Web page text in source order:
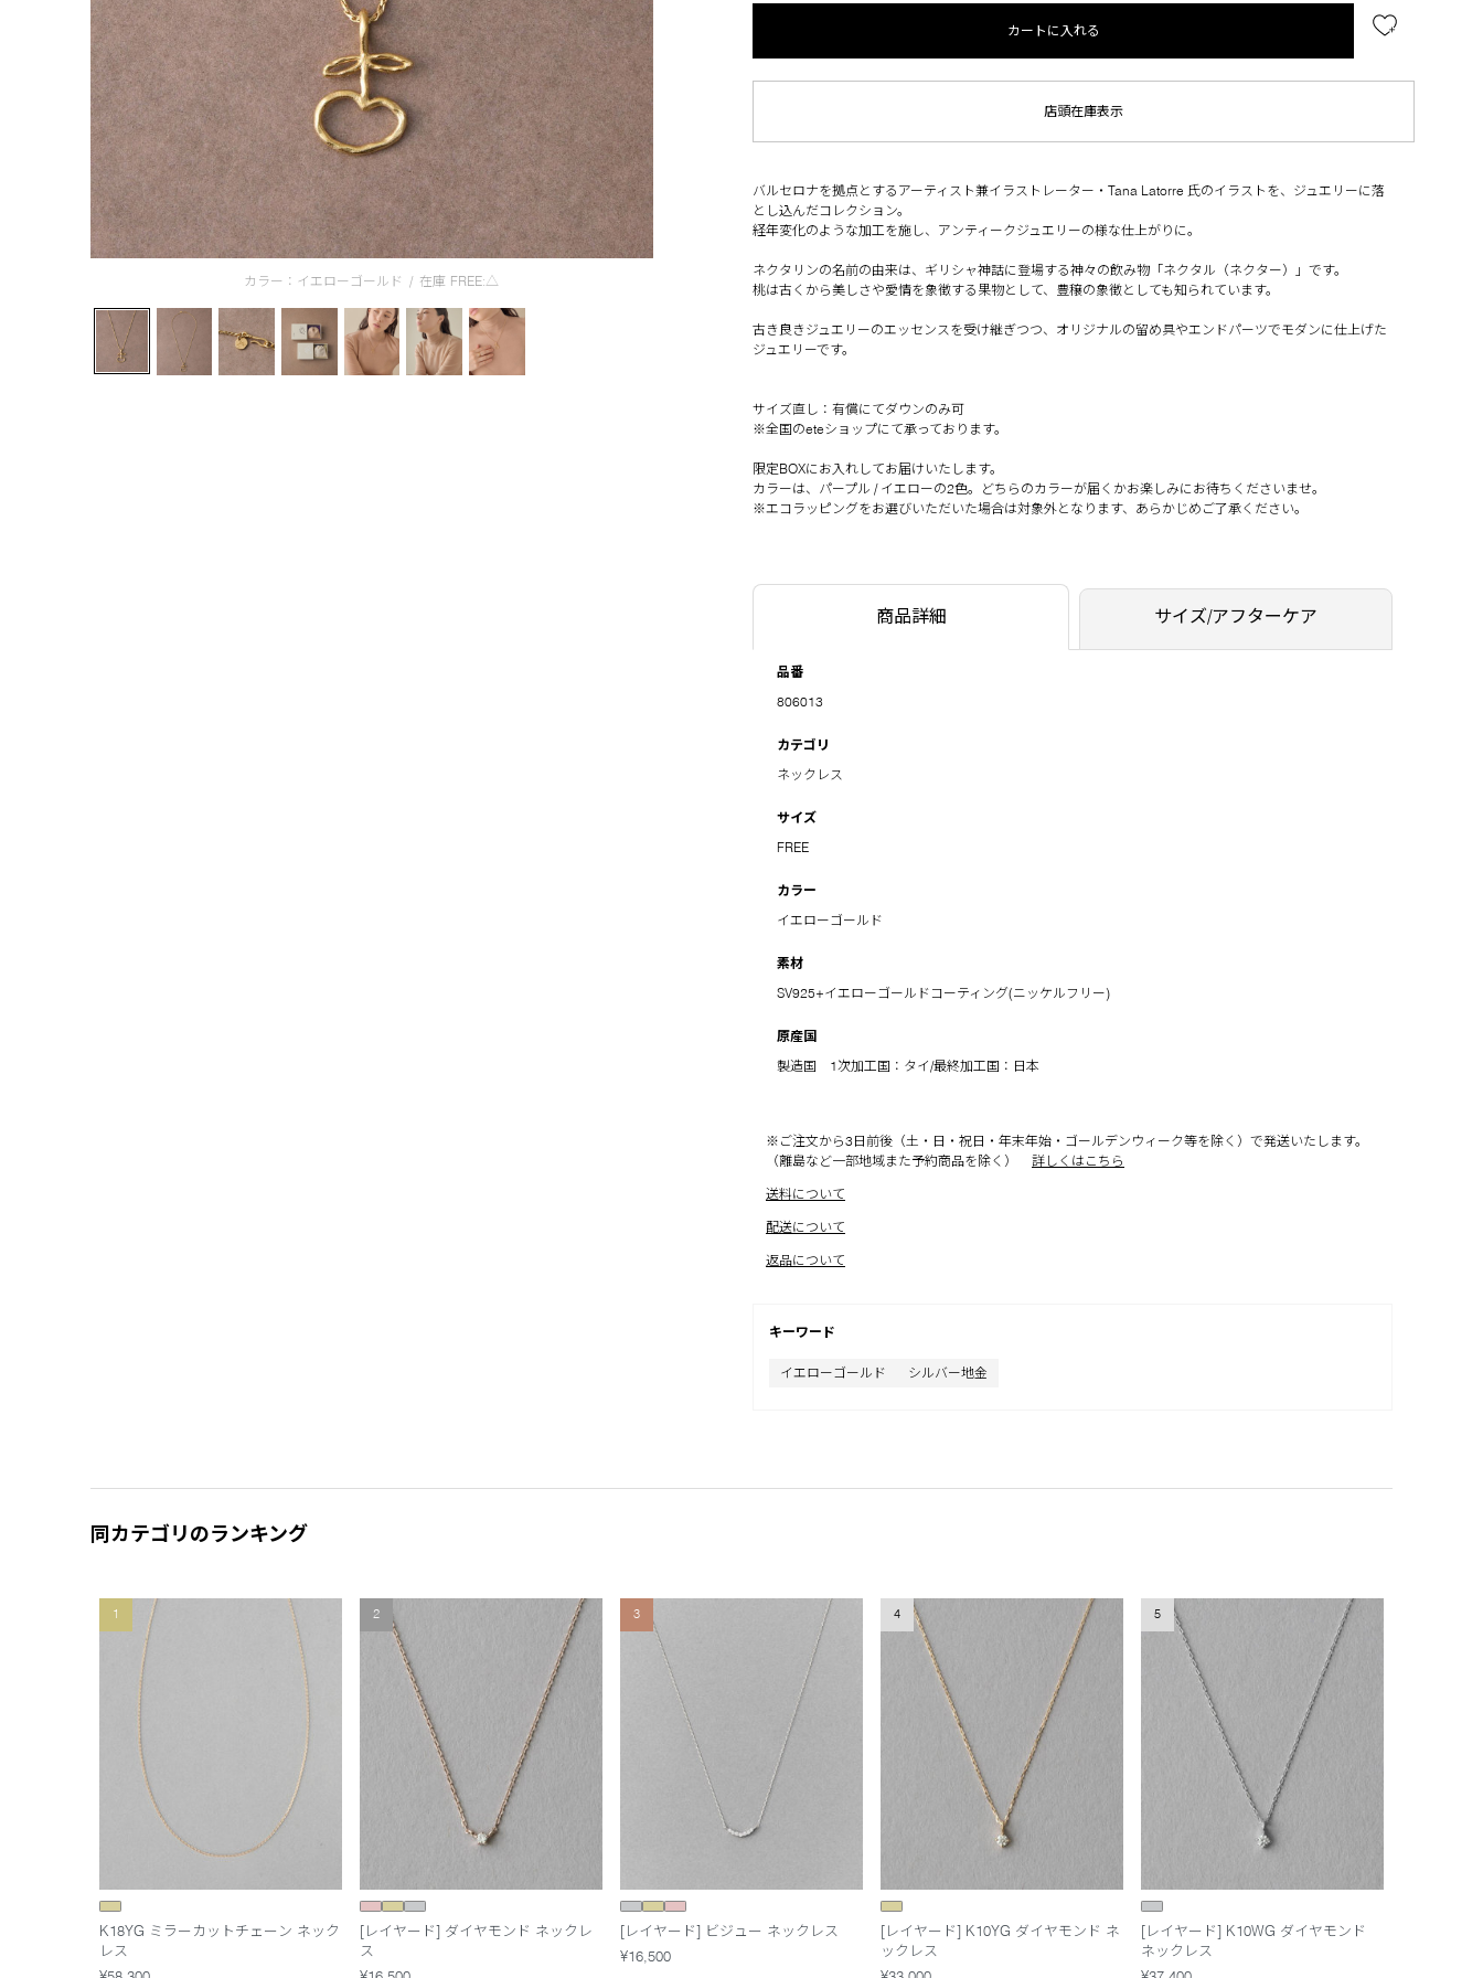
カラー：イエローゴールド / 在庫 FREE:△
カートに入れる
店頭在庫表示
バルセロナを拠点とするアーティスト兼イラストレーター・Tana Latorre 氏のイラストを、ジュエリーに落
とし込んだコレクション。
経年変化のような加工を施し、アンティークジュエリーの様な仕上がりに。
ネクタリンの名前の由来は、ギリシャ神話に登場する神々の飲み物「ネクタル（ネクター）」です。
桃は古くから美しさや愛情を象徴する果物として、豊穣の象徴としても知られています。
古き良きジュエリーのエッセンスを受け継ぎつつ、オリジナルの留め具やエンドパーツでモダンに仕上げた
ジュエリーです。
サイズ直し：有償にてダウンのみ可
※全国のeteショップにて承っております。
限定BOXにお入れしてお届けいたします。
カラーは、パープル / イエローの2色。どちらのカラーが届くかお楽しみにお待ちくださいませ。
※エコラッピングをお選びいただいた場合は対象外となります、あらかじめご了承ください。
商品詳細 サイズ/アフターケア
品番
806013
カテゴリ
ネックレス
サイズ
FREE
カラー
イエローゴールド
素材
SV925+イエローゴールドコーティング(ニッケルフリー)
原産国
製造国 1次加工国：タイ/最終加工国：日本
※ご注文から3日前後（土・日・祝日・年末年始・ゴールデンウィーク等を除く）で発送いたします。
（離島など一部地域また予約商品を除く）
詳しくはこちら
送料について
配送について
返品について
キーワード
イエローゴールド シルバー地金
同カテゴリのランキング
1
K18YG ミラーカットチェーン ネック
レス
2
[レイヤード] ダイヤモンド ネックレ
ス
3
[レイヤード] ビジュー ネックレス
¥16,500
4
[レイヤード] K10YG ダイヤモンド ネ
ックレス
5
[レイヤード] K10WG ダイヤモンド
ネックレス